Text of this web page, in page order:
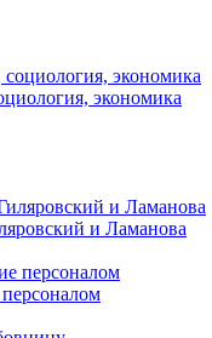
экономика
и Ламанова